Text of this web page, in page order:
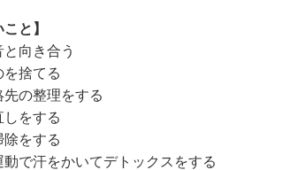
と】
と向き合う
を捨てる
先の整理をする
しをする
除をする
動で汗をかいてデトックスをする